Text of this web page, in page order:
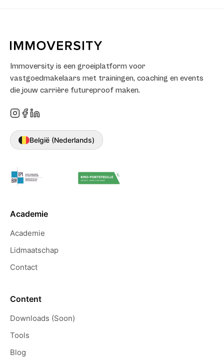
Immoversity is een groeiplatform voor
vastgoedmakelaars met trainingen, coaching en events
die jouw carrière futureproof maken.
België (Nederlands)
Academie
Academie
Lidmaatschap
Contact
Content
Downloads (Soon)
Tools
Blog